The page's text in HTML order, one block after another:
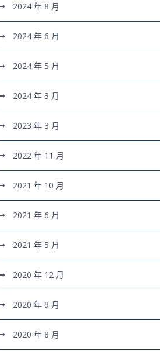
2024 年 8 月
2024 年 6 月
2024 年 5 月
2024 年 3 月
2023 年 3 月
2022 年 11 月
2021 年 10 月
2021 年 6 月
2021 年 5 月
2020 年 12 月
2020 年 9 月
2020 年 8 月